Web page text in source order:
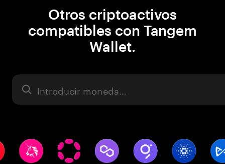
Otros criptoactivos
compatibles con Tangem
Wallet.
Activo